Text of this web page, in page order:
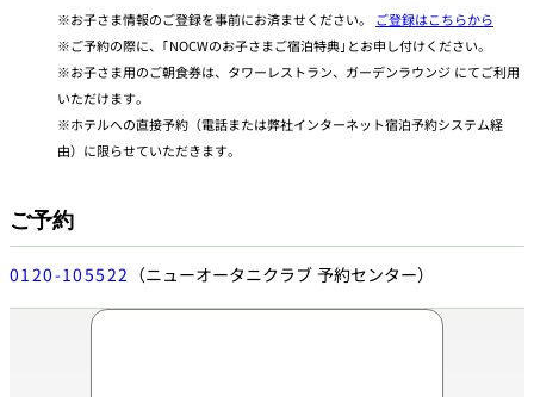
お子さま情報のご登録を事前にお済ませください。 ご登録はこちらから
ご予約の際に、｢NOCWのお子さまご宿泊特典｣とお申し付けください。
お子さま用のご朝食券は、タワーレストラン、ガーデンラウンジ にてご利用
いただけます。
ホテルへの直接予約（電話または弊社インターネット宿泊予約システム経
由）に限らせていただきます。
ご予約
0120-105522 （ニューオータニクラブ 予約センター）